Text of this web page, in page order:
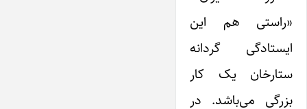
«راستی هم این
ایستادگی گردانه
ستارخان یک کار
بزرگی می‌باشد. در